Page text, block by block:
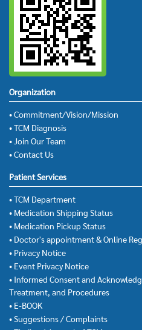
Organization
• Commitment/Vision/Mission
• TCM Diagnosis
• Join Our Team
• Contact Us
Patient Services
• TCM Department
• Medication Shipping Status
• Medication Pickup Status
• Doctor's appointment & Online
• Privacy Notice
• Event Privacy Notice
• Informed Consent and
Treatment, and Procedures
• E-BOOK
• Suggestions / Complaints